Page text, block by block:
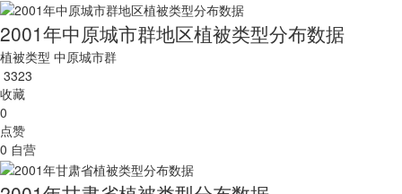
2001年中原城市群地区植被类型分布数据
植被类型 中原城市群
3323
收藏
0
点赞
0 自营